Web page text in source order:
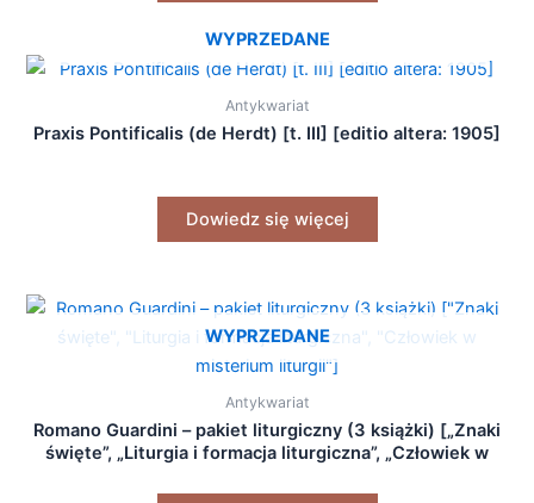
WYPRZEDANE
Antykwariat
Praxis Pontificalis (de Herdt) [t. III] [editio altera: 1905]
Dowiedz się więcej
WYPRZEDANE
Antykwariat
Romano Guardini – pakiet liturgiczny (3 książki) [„Znaki
święte”, „Liturgia i formacja liturgiczna”, „Człowiek w